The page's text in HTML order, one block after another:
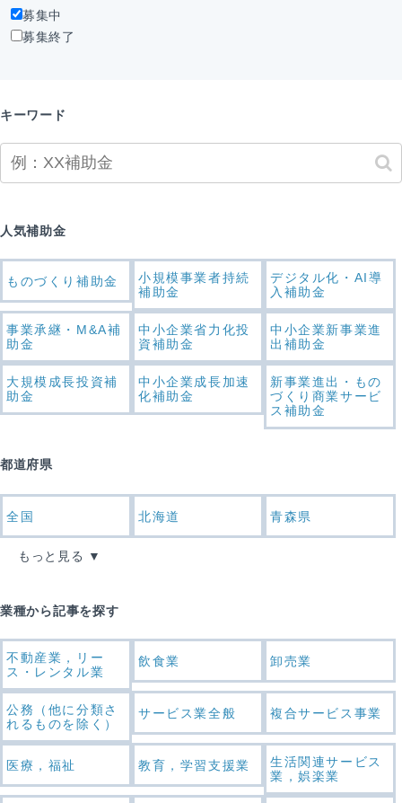
募集中
募集終了
キーワード
人気補助金
ものづくり補助金
小規模事業者持続
補助金
デジタル化・AI導
入補助金
事業承継・M&A補
助金
中小企業省力化投
資補助金
中小企業新事業進
出補助金
大規模成長投資補
助金
中小企業成長加速
化補助金
新事業進出・もの
づくり商業サービ
ス補助金
都道府県
全国 北海道 青森県
もっと見る
業種から記事を探す
不動産業，リー
ス・レンタル業
飲食業 卸売業
公務（他に分類さ
れるものを除く）
サービス業全般 複合サービス事業
医療，福祉 教育，学習支援業
生活関連サービス
業，娯楽業